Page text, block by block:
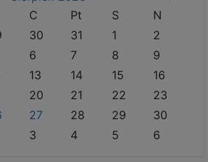
C Pt S
N
30 31 1
2
6 7 8
9
13 14 15
16
20 21 22
23
27 28 29
30
3 4 5 6